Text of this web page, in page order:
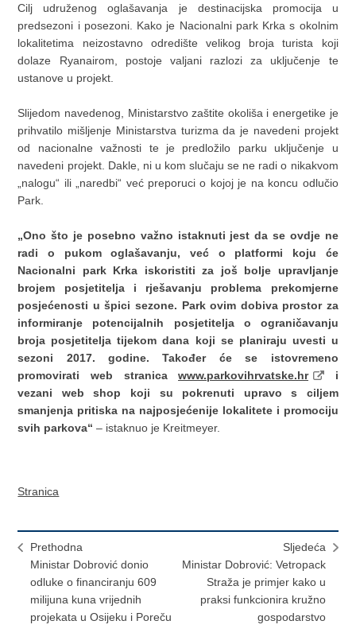
Cilj udruženog oglašavanja je destinacijska promocija u
predsezoni i posezoni. Kako je Nacionalni park Krka s okolnim
lokalitetima neizostavno odredište velikog broja turista koji
dolaze Ryanairom, postoje valjani razlozi za uključenje te
ustanove u projekt.
Slijedom navedenog, Ministarstvo zaštite okoliša i energetike je
prihvatilo mišljenje Ministarstva turizma da je navedeni projekt
od nacionalne važnosti te je predložilo parku uključenje u
navedeni projekt. Dakle, ni u kom slučaju se ne radi o nikakvom
„nalogu“ ili „naredbi“ već preporuci o kojoj je na koncu odlučio
Park.
„Ono što je posebno važno istaknuti jest da se ovdje ne
radi o pukom oglašavanju, već o platformi koju će
Nacionalni park Krka iskoristiti za još bolje upravljanje
brojem posjetitelja i rješavanju problema prekomjerne
posjećenosti u špici sezone. Park ovim dobiva prostor za
informiranje potencijalnih posjetitelja o ograničavanju
broja posjetitelja tijekom dana koji se planiraju uvesti u
sezoni 2017. godine. Također će se istovremeno
promovirati web stranicawww.parkovihrvatske.hr
i
vezani web shop koji su pokrenuti upravo s ciljem
smanjenja pritiska na najposjećenije lokalitete i promociju
svih parkova“ – istaknuo je Kreitmeyer.
Stranica
Prethodna
Ministar Dobrović donio
odluke o financiranju 609
milijuna kuna vrijednih
projekata u Osijeku i Poreču
Sljedeća
Ministar Dobrović: Vetropack
Straža je primjer kako u
praksi funkcionira kružno
gospodarstvo